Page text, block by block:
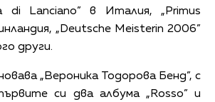
di Lanciano” в Италия, „Primus
„Deutsche Meisterin 2006”
други.
„Вероника Тодорова Бенд”, с
си два албума „Rosso” и